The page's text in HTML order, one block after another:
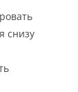
снизу